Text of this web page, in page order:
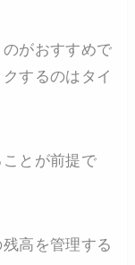
がおすすめで
するのはタイ
とが前提で
高を管理する